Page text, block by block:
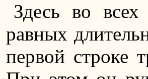
Здесь во всех
равных
первой строке